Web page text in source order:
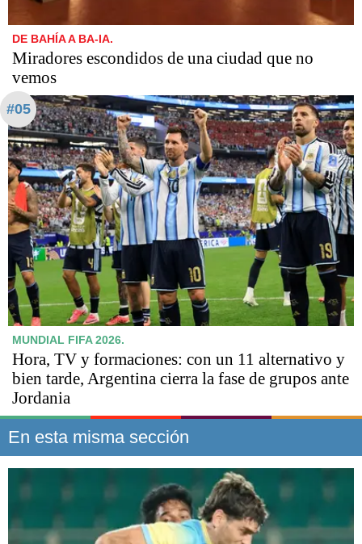
DE BAHÍA A BA-IA.
Miradores escondidos de una ciudad que no
vemos
#05
MUNDIAL FIFA 2026.
Hora, TV y formaciones: con un 11 alternativo y
bien tarde, Argentina cierra la fase de grupos ante
Jordania
En esta misma sección